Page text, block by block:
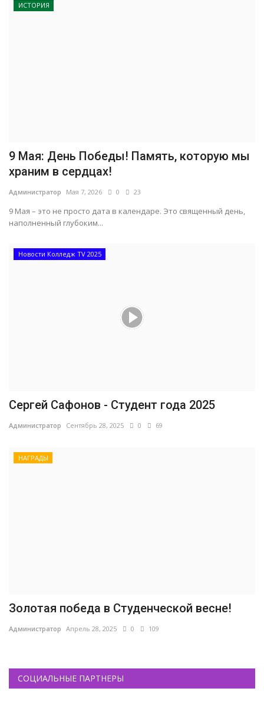
ИСТОРИЯ
9 Мая: День Победы! Память, которую мы
храним в сердцах!
Администратор Мая 7, 2026 0 23
9 Мая – это не просто дата в календаре. Это священный день,
наполненный глубоким...
Новости Колледж TV 2025
Сергей Сафонов - Студент года 2025
Администратор Сентябрь 28, 2025 0 69
НАГРАДЫ
Золотая победа в Студенческой весне!
Администратор Апрель 28, 2025 0 109
СОЦИАЛЬНЫЕ ПАРТНЕРЫ